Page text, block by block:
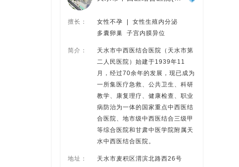
擅长：
女性不孕  |  女性生殖内分泌
多囊卵巢  子宫内膜异位
简介：
天水市中西医结合医院（天水市第
二人民医院）始建于1939年11
月，经过70余年的发展，现已成为
一所集医疗急救、公共卫生、科研
教学、康复理疗、健康检查、职业
病防治为一体的国家重点中西医结
合医院、地市级中西医结合三级甲
等综合医院和甘肃中医学院附属天
水中西医结合医院。
地址： 天水市麦积区渭滨北路西26号